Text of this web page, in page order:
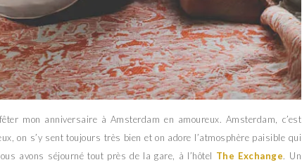
mon anniversaire à Amsterdam en amoureux. Amsterdam, c’est
on s’y sent toujours très bien et on adore l’atmosphère paisible qui
avons séjourné tout près de la gare, à l’hôtel The Exchange. Un